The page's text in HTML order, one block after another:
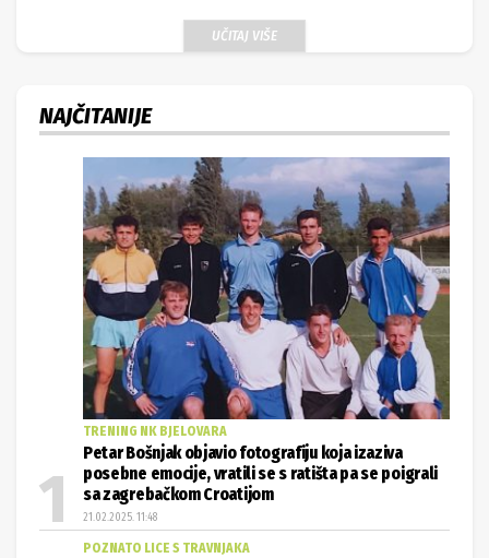
UČITAJ VIŠE
NAJČITANIJE
TRENING NK BJELOVARA
Petar Bošnjak objavio fotografiju koja izaziva
posebne emocije, vratili se s ratišta pa se poigrali
sa zagrebačkom Croatijom
21.02.2025. 11:48
POZNATO LICE S TRAVNJAKA